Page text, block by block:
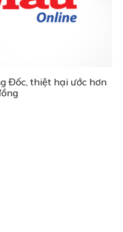
Đốc, thiệt hại ước hơn